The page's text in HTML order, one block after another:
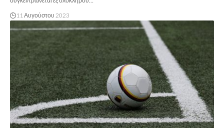
11 Αυγούστου 2023